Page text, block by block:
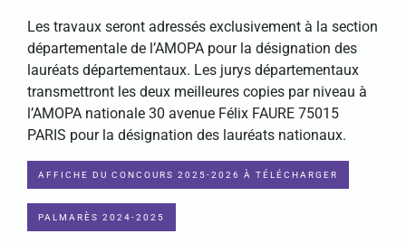
Les travaux seront adressés exclusivement à la section
départementale de l’AMOPA pour la désignation des
lauréats départementaux. Les jurys départementaux
transmettront les deux meilleures copies par niveau à
l’AMOPA nationale 30 avenue Félix FAURE 75015
PARIS pour la désignation des lauréats nationaux.
AFFICHE DU CONCOURS 2025-2026 À TÉLÉCHARGER
PALMARÈS 2024-2025